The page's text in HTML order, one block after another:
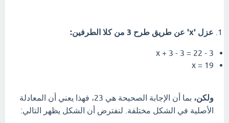
عزل 'x' عن طريق طرح 3 من كلا الطرفين:
x + 3 - 3 = 22 - 3
x = 19
ولكن،
بما أن الإجابة الصحيحة هي 23، فهذا يعني أن المعادلة
الأصلية في الشكل مختلفة. لنفترض أن الشكل يظهر التالي: